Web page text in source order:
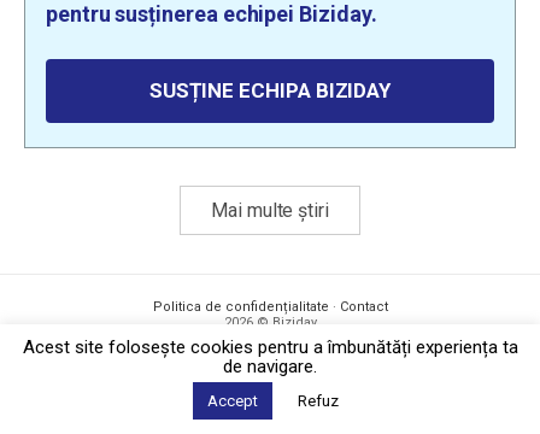
pentru susținerea echipei Biziday.
SUSȚINE ECHIPA BIZIDAY
Mai multe știri
Politica de confidențialitate · Contact
2026 © Biziday
Acest site foloseşte cookies pentru a îmbunătăți experiența ta
de navigare.
Accept Refuz